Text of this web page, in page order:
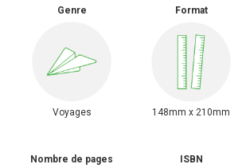
Genre
Voyages
Format
148mm x 210mm
Nombre de pages ISBN